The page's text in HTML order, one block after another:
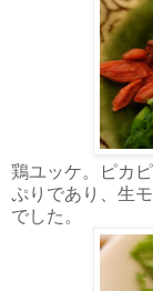
鶏ユッケ。ピカ
ぷりであり、生
でした。